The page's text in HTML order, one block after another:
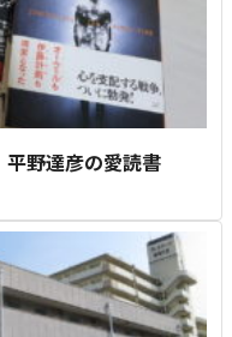
野達彦の愛読書